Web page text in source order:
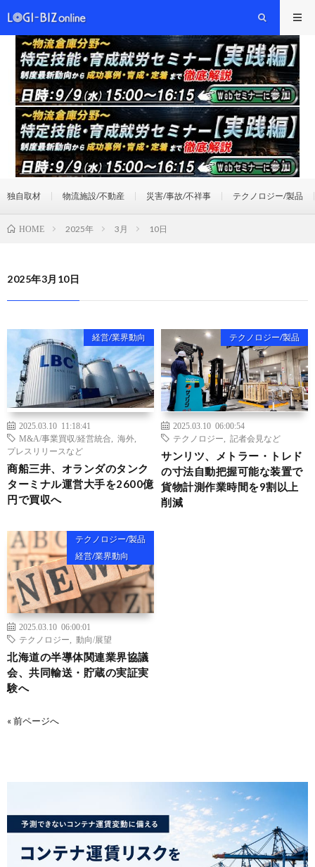
独自取材 物流施設/不動産 災害/事故/不祥事 テクノロジー/製品
HOME 2025年 3月 10日
2025年3月10日
経営/業界動向
2025.03.10 11:18:41
M&A/事業買収/経営統合
海外
プレスリリースなど
商船三井、オランダのタンク
ターミナル運営大手を2600億
円で買収へ
テクノロジー/製品
2025.03.10 06:00:54
テクノロジー
記者会見など
サンリツ、メトラー・トレド
の寸法自動把握可能な装置で
貨物計測作業時間を9割以上
削減
テクノロジー/製品
経営/業界動向
2025.03.10 06:00:01
テクノロジー
動向/展望
北海道の半導体関連業界協議
会、共同輸送・貯蔵の実証実
験へ
« 前ページへ